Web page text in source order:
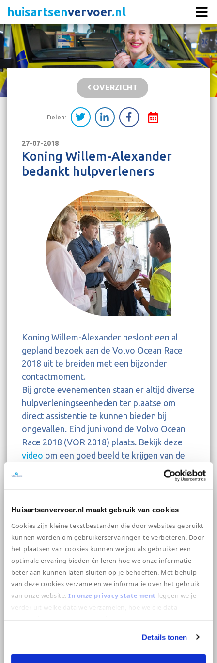
Huisartsenvervoer.nl maakt gebruik van cookies
Cookies zijn kleine tekstbestanden die door websites gebruikt
kunnen worden om gebruikerservaringen te verbeteren. Door
het plaatsen van cookies kunnen we jou als gebruiker een
optimale ervaring bieden én leren hoe we onze informatie
beter aan kunnen laten sluiten op je behoeften. Met behulp
van deze cookies verzamelen we informatie over het gebruik
van onze website. In onze privacy statement leggen we je
Details tonen
huisartsenvervoer.nl
OVERZICHT
Delen:
27-07-2018
Koning Willem-Alexander
bedankt hulpverleners
Koning Willem-Alexander besloot een al
gepland bezoek aan de Volvo Ocean Race
2018 uit te breiden met een bijzonder
contactmoment.
Bij grote evenementen staan er altijd diverse
hulpverleningseenheden ter plaatse om
direct assistentie te kunnen bieden bij
ongevallen. Eind juni vond de Volvo Ocean
Race 2018 (VOR 2018) plaats. Bekijk deze
video om een goed beeld te krijgen van de
voorbereidingen, die de hulpdiensten in
regio Haaglanden hebben getroffen, in de
Ondanks alle voorbereidingen en
voorzorgsmaatregelen komen ongevallen
helaas nog steeds voor. Tijdens de VOR
2018 vond er een aanvaring tussen twee
boten plaats. Naast de
hulpverleningseenheden ter plaatse, een
Officier van dienst Geneeskundig (OvdG),
vijf andere ambulances en een MMT ingezet.